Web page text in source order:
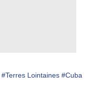
#Terres Lointaines #Cuba